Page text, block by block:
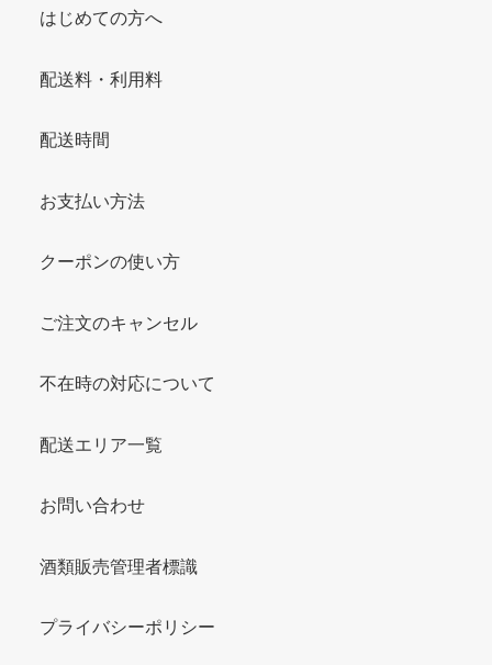
はじめての方へ
配送料・利用料
配送時間
お支払い方法
クーポンの使い方
ご注文のキャンセル
不在時の対応について
配送エリア一覧
お問い合わせ
酒類販売管理者標識
プライバシーポリシー